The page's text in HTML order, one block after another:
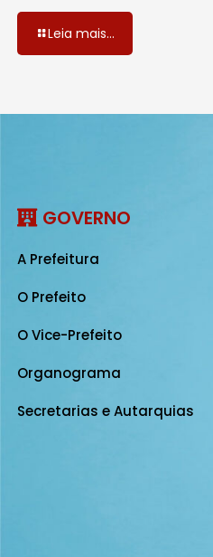
Leia mais...
GOVERNO
A Prefeitura
O Prefeito
O Vice-Prefeito
Organograma
Secretarias e Autarquias